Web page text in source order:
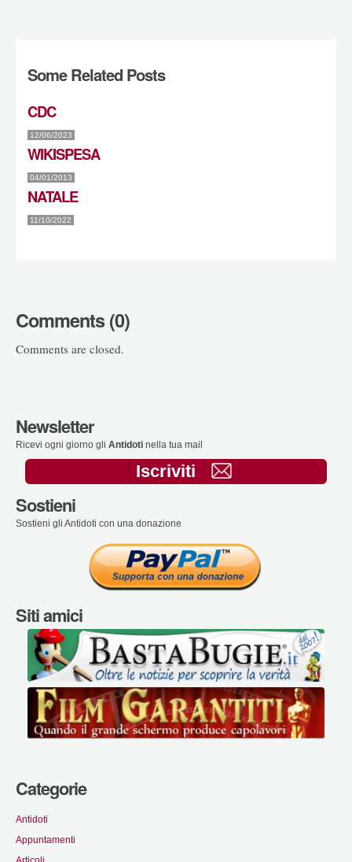
Some Related Posts
CDC
12/06/2023
WIKISPESA
04/01/2013
NATALE
11/10/2022
Comments (0)
Comments are closed.
Newsletter
Ricevi ogni giorno gli Antidoti nella tua mail
Iscriviti
Sostieni
Sostieni gli Antidoti con una donazione
Siti amici
Categorie
Antidoti
Appuntamenti
Articoli